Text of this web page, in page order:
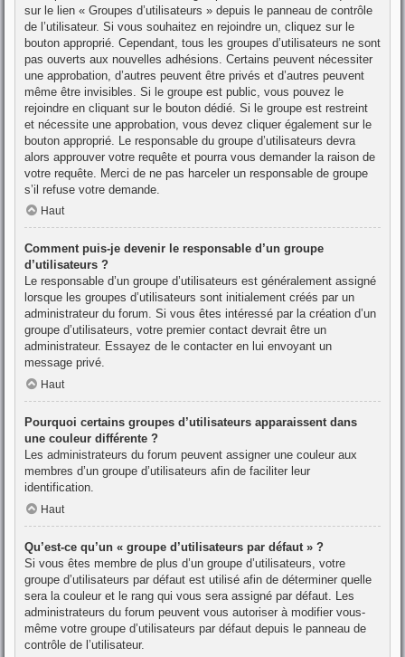
sur le lien « Groupes d’utilisateurs » depuis le panneau de contrôle
de l’utilisateur. Si vous souhaitez en rejoindre un, cliquez sur le
bouton approprié. Cependant, tous les groupes d’utilisateurs ne sont
pas ouverts aux nouvelles adhésions. Certains peuvent nécessiter
une approbation, d’autres peuvent être privés et d’autres peuvent
même être invisibles. Si le groupe est public, vous pouvez le
rejoindre en cliquant sur le bouton dédié. Si le groupe est restreint
et nécessite une approbation, vous devez cliquer également sur le
bouton approprié. Le responsable du groupe d’utilisateurs devra
alors approuver votre requête et pourra vous demander la raison de
votre requête. Merci de ne pas harceler un responsable de groupe
s’il refuse votre demande.
Haut
Comment puis-je devenir le responsable d’un groupe
d’utilisateurs ?
Le responsable d’un groupe d’utilisateurs est généralement assigné
lorsque les groupes d’utilisateurs sont initialement créés par un
administrateur du forum. Si vous êtes intéressé par la création d’un
groupe d’utilisateurs, votre premier contact devrait être un
administrateur. Essayez de le contacter en lui envoyant un
message privé.
Haut
Pourquoi certains groupes d’utilisateurs apparaissent dans
une couleur différente ?
Les administrateurs du forum peuvent assigner une couleur aux
membres d’un groupe d’utilisateurs afin de faciliter leur
identification.
Haut
Qu’est-ce qu’un « groupe d’utilisateurs par défaut » ?
Si vous êtes membre de plus d’un groupe d’utilisateurs, votre
groupe d’utilisateurs par défaut est utilisé afin de déterminer quelle
sera la couleur et le rang qui vous sera assigné par défaut. Les
administrateurs du forum peuvent vous autoriser à modifier vous-
même votre groupe d’utilisateurs par défaut depuis le panneau de
contrôle de l’utilisateur.